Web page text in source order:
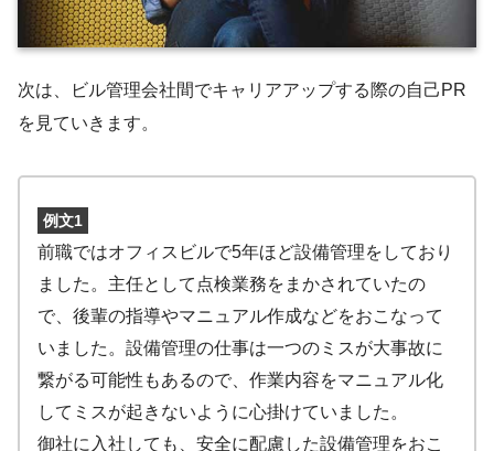
次は、ビル管理会社間でキャリアアップする際の自己PR
を見ていきます。
例文1
前職ではオフィスビルで5年ほど設備管理をしており
ました。主任として点検業務をまかされていたの
で、後輩の指導やマニュアル作成などをおこなって
いました。設備管理の仕事は一つのミスが大事故に
繋がる可能性もあるので、作業内容をマニュアル化
してミスが起きないように心掛けていました。
御社に入社しても、安全に配慮した設備管理をおこ